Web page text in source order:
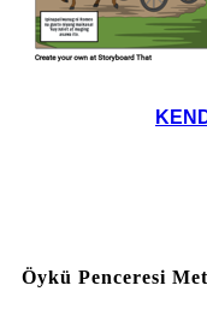
Öykü Penceresi